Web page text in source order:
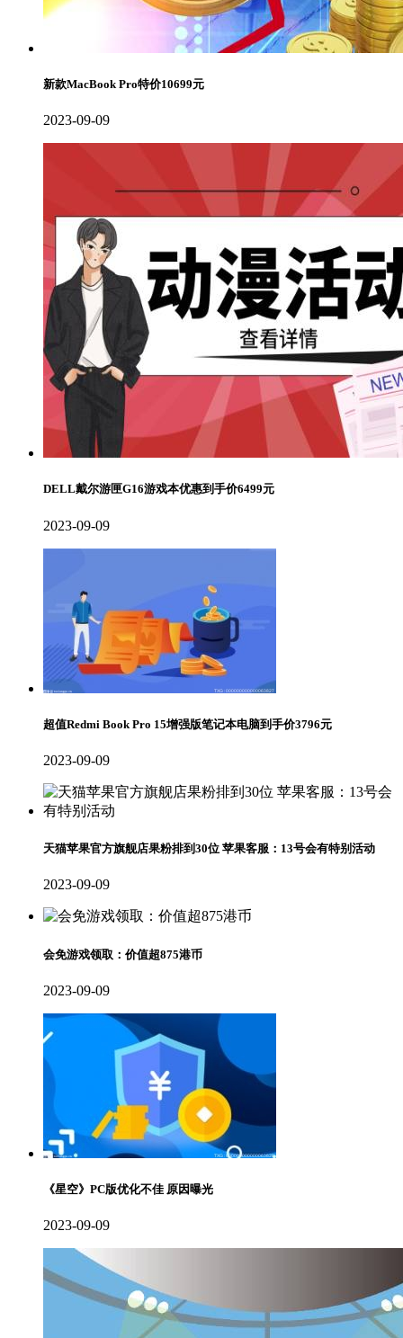
新款MacBook Pro特价10699元
2023-09-09
DELL戴尔游匣G16游戏本优惠到手价6499元
2023-09-09
超值Redmi Book Pro 15增强版笔记本电脑到手价3796元
2023-09-09
天猫苹果官方旗舰店果粉排到30位 苹果客服：13号会有特别活动
2023-09-09
会免游戏领取：价值超875港币
2023-09-09
《星空》PC版优化不佳 原因曝光
2023-09-09